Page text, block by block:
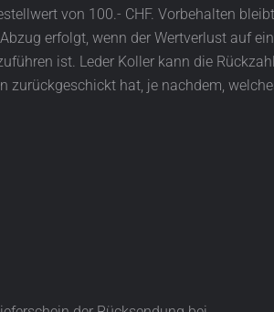
von 100.- CHF. Vorbehalten
erfolgt, wenn der Wertverlust auf
ist. Leder Koller kann die
zurückgeschickt hat, je nachdem,